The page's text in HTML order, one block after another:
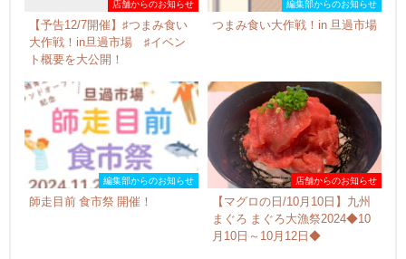
店舗からのお知らせ
【予告12/7開催】♯つまみ食い
大作戦！in旦過市場 ♯イベン
ト概要を大公開！
編集部からのお知らせ
つまみ食い大作戦！in 旦過市場
編集部からのお知らせ
師走目前 食市祭 開催！
店舗からのお知らせ
【マグロの日/10月10日】九州
まぐろ まぐろ大漁祭2024◆10
月10日～10月12日◆